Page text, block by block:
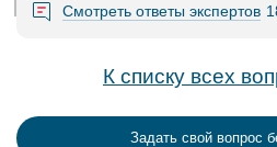
Смотреть ответы экспертов
К списку всех
Задать свой вопрос